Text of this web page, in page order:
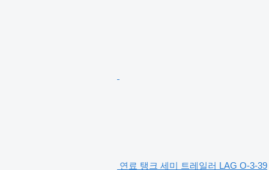
연료 탱크 세미 트레일러 LAG O-3-39